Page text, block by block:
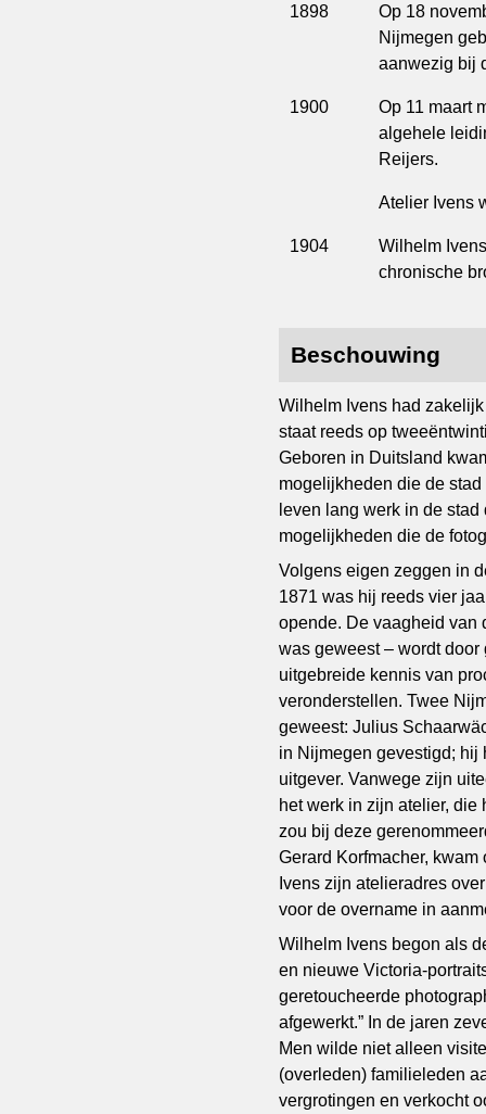
1898
Op 18
Nijmegen
aanwezig bij
1900
Op 11 maart
algehele
Reijers.
Atelier Ivens
1904
Wilhelm
chronische
Beschouwing
Wilhelm Ivens had
staat reeds op
Geboren in Duitsland
mogelijkheden die de
leven lang werk in de
mogelijkheden die de
Volgens eigen zeggen in
1871 was hij reeds vier
opende. De vaagheid van
was geweest – wordt door
uitgebreide kennis van
veronderstellen. Twee
geweest: Julius
in Nijmegen gevestigd; hij
uitgever. Vanwege zijn
het werk in zijn atelier,
zou bij deze
Gerard Korfmacher,
Ivens zijn atelieradres
voor de overname in
Wilhelm Ivens begon als
en nieuwe Victoria-
geretoucheerde
afgewerkt.” In de jaren
Men wilde niet alleen
(overleden) familieleden
vergrotingen en verkocht